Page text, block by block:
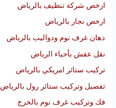
ارخص شركة تنظيف بالرياض
ارخص نجار بالرياض
دهان غرف نوم ودواليب بالرياض
نقل عفش بأحياء الرياض
تركيب ستائر امريكي بالرياض
تفصيل وتركيب ستائر رول بالرياض
فك وتركيب غرف نوم بالخرج